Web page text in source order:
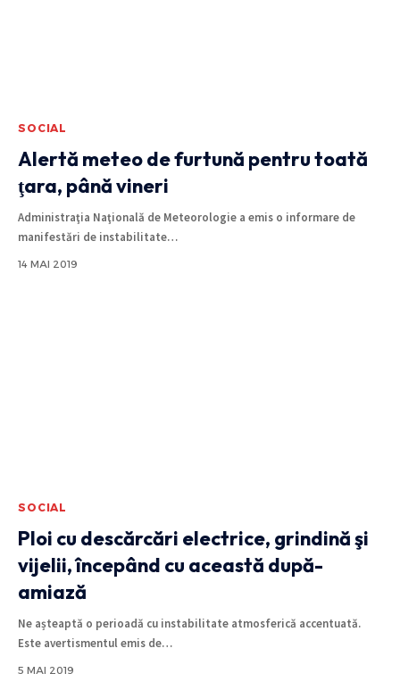
SOCIAL
Alertă meteo de furtună pentru toată
ţara, până vineri
Administraţia Naţională de Meteorologie a emis o informare de
manifestări de instabilitate…
14 MAI 2019
SOCIAL
Ploi cu descărcări electrice, grindină şi
vijelii, începând cu această după-
amiază
Ne așteaptă o perioadă cu instabilitate atmosferică accentuată.
Este avertismentul emis de…
5 MAI 2019